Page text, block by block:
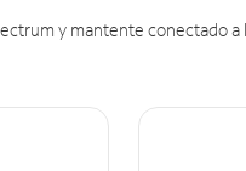
y mantente conectado